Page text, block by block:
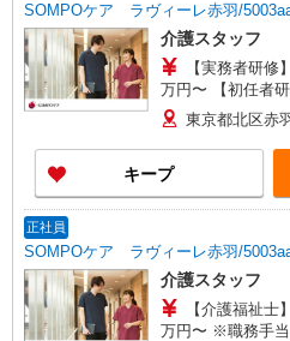
SOMPOケア ラヴィーレ赤羽/
介護スタッフ
【実務者研修
万円〜 【初任者研修・無資格】 月給：254,800円
年収例：347万円〜 ※職務手当、（東京都）
支援特別手当、日
当（月平均4回分
当を含みます。 ※
までの方はさらに
間外手当支給（超
東京都北区赤
キープ
正社員
SOMPOケア ラヴィーレ赤羽/
介護スタッフ
【介護福祉士
万円〜 ※職務手当、特別職務手当、（東京都）居